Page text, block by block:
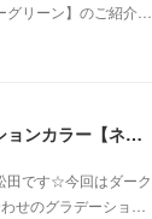
グリーン】のご紹介…
パッと目を引くグラデーションカラー【ネオンイエロー】
田です☆今回はダーク
せのグラデーショ…